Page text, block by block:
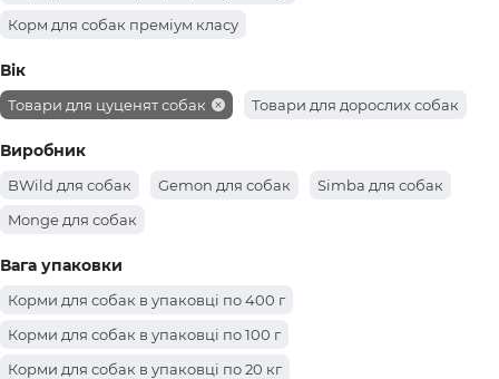
Корм для собак основний інгредієнт рис
Корм для собак основний інгредієнт оленина
Корм для собак основний інгредієнт кролик
Корм для собак преміум класу
Вік
Товари для цуценят собак Товари для дорослих собак
Виробник
BWild для собак Gemon для собак
Simba для собак
Monge для собак
Вага упаковки
Корми для собак в упаковці по 400 г
Корми для собак в упаковці по 100 г
Корми для собак в упаковці по 20 кг